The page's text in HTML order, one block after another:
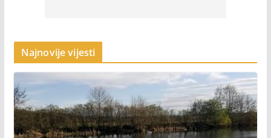
Najnovije vijesti